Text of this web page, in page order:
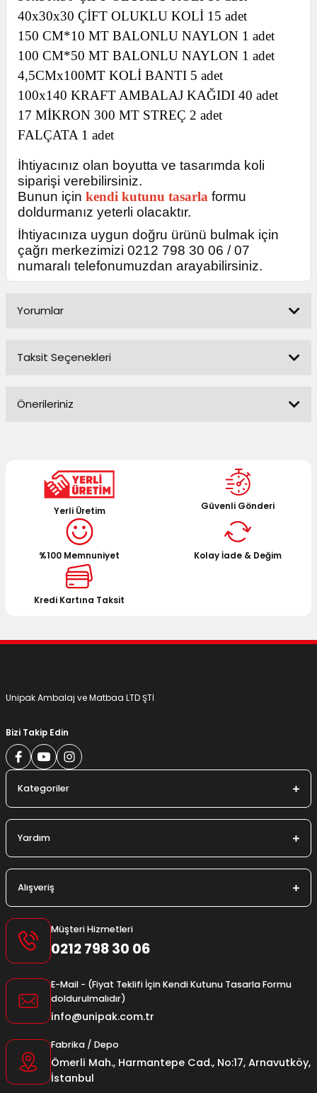
40x30x30 ÇİFT OLUKLU KOLİ 15 adet
150 CM*10 MT BALONLU NAYLON 1 adet
100 CM*50 MT BALONLU NAYLON 1 adet
4,5CMx100MT KOLİ BANTI 5 adet
100x140 KRAFT AMBALAJ KAĞIDI 40 adet
17 MİKRON 300 MT STREÇ 2 adet
FALÇATA 1 adet
İhtiyacınız olan boyutta ve tasarımda koli
siparişi verebilirsiniz.
Bunun için kendi kutunu tasarla formu
doldurmanız yeterli olacaktır.
İhtiyacınıza uygun doğru ürünü bulmak için
çağrı merkezimizi 0212 798 30 06 / 07
numaralı telefonumuzdan arayabilirsiniz.
Yorumlar
Taksit Seçenekleri
Önerileriniz
kullanarak tarafımıza iletebilirsiniz.
Görüş ve önerileriniz için teşekkür ederiz.
Ürün resmi kalitesiz, bozuk veya görüntülenemiyor.
Ürün açıklamasında eksik bilgiler bulunuyor.
Ürün bilgilerinde hatalar bulunuyor.
Ürün fiyatı diğer sitelerden daha pahalı.
Bu ürüne benzer farklı alternatifler olmalı.
Yerli Üretim Güvenli Gönderi
%100 Memnuniyet Kolay İade & Değim
Kredi Kartına Taksit
Unipak Ambalaj ve Matbaa LTD ŞTİ
Bizi Takip Edin
Kategoriler
Yardım
Alışveriş
Müşteri Hizmetleri
0212 798 30 06
E-Mail - (Fiyat Teklifi İçin Kendi Kutunu Tasarla Formu
doldurulmalıdır)
info@unipak.com.tr
Fabrika / Depo
Ömerli Mah., Harmantepe Cad., No:17, Arnavutköy,
İstanbul